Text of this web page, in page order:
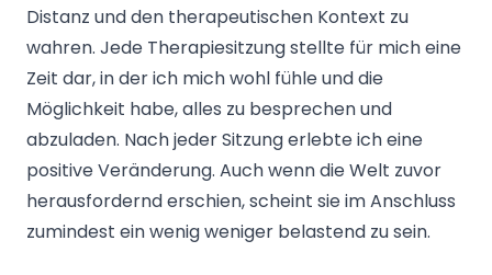
Distanz und den therapeutischen Kontext zu
wahren. Jede Therapiesitzung stellte für mich eine
Zeit dar, in der ich mich wohl fühle und die
Möglichkeit habe, alles zu besprechen und
abzuladen. Nach jeder Sitzung erlebte ich eine
positive Veränderung. Auch wenn die Welt zuvor
herausfordernd erschien, scheint sie im Anschluss
zumindest ein wenig weniger belastend zu sein.